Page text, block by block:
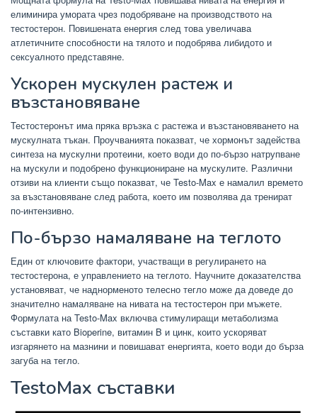
елиминира умората чрез подобряване на производството на
тестостерон. Повишената енергия след това увеличава
атлетичните способности на тялото и подобрява либидото и
сексуалното представяне.
Ускорен мускулен растеж и
възстановяване
Тестостеронът има пряка връзка с растежа и възстановяването на
мускулната тъкан. Проучванията показват, че хормонът задейства
синтеза на мускулни протеини, което води до по-бързо натрупване
на мускули и подобрено функциониране на мускулите. Различни
отзиви на клиенти също показват, че Testo-Max е намалил времето
за възстановяване след работа, което им позволява да тренират
по-интензивно.
По-бързо намаляване на теглото
Един от ключовите фактори, участващи в регулирането на
тестостерона, е управлението на теглото. Научните доказателства
установяват, че наднорменото телесно тегло може да доведе до
значително намаляване на нивата на тестостерон при мъжете.
Формулата на Testo-Max включва стимулиращи метаболизма
съставки като Bioperine, витамин B и цинк, които ускоряват
изгарянето на мазнини и повишават енергията, което води до бърза
загуба на тегло.
TestoMax съставки